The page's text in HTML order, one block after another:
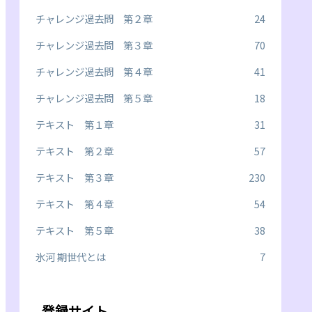
チャレンジ過去問 第２章
24
チャレンジ過去問 第３章
70
チャレンジ過去問 第４章
41
チャレンジ過去問 第５章
18
テキスト 第１章
31
テキスト 第２章
57
テキスト 第３章
230
テキスト 第４章
54
テキスト 第５章
38
氷河 期世代とは
7